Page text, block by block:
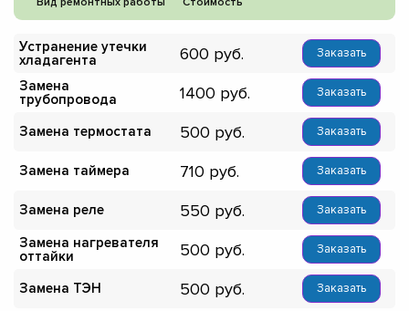
Устранение утечки
хладагента
600 Заказать
Замена
трубопровода
1400 Заказать
Замена термостата 500 Заказать
Замена таймера 710 Заказать
Замена реле 550 Заказать
Замена нагревателя
оттайки
500 Заказать
Замена ТЭН 500 Заказать